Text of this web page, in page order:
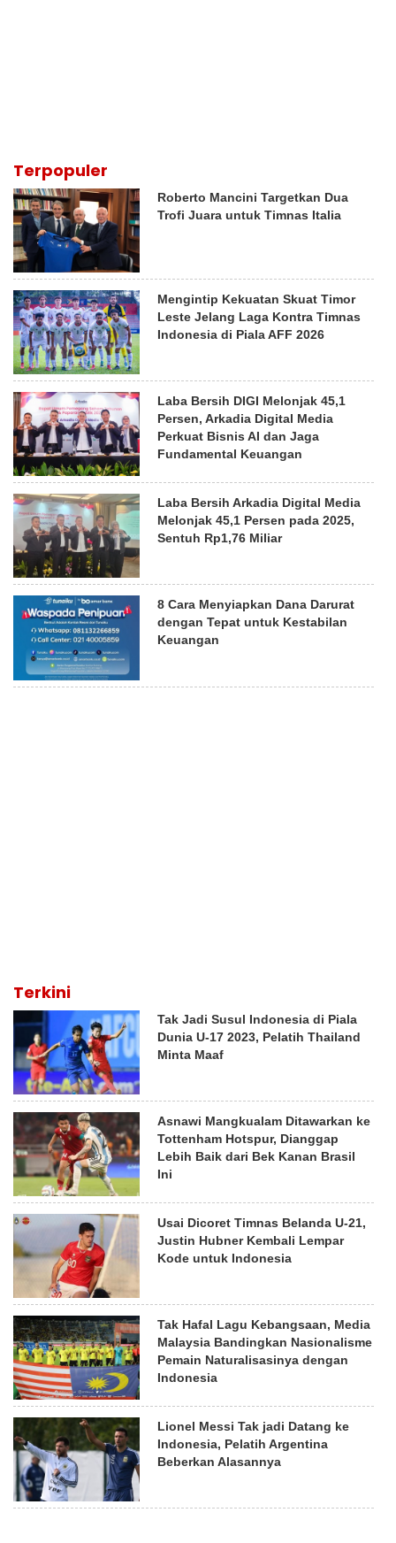
Terpopuler
Roberto Mancini Targetkan Dua
Trofi Juara untuk Timnas Italia
Mengintip Kekuatan Skuat Timor
Leste Jelang Laga Kontra Timnas
Indonesia di Piala AFF 2026
Laba Bersih DIGI Melonjak 45,1
Persen, Arkadia Digital Media
Perkuat Bisnis AI dan Jaga
Fundamental Keuangan
Laba Bersih Arkadia Digital Media
Melonjak 45,1 Persen pada 2025,
Sentuh Rp1,76 Miliar
8 Cara Menyiapkan Dana Darurat
dengan Tepat untuk Kestabilan
Keuangan
Terkini
Tak Jadi Susul Indonesia di Piala
Dunia U-17 2023, Pelatih Thailand
Minta Maaf
Asnawi Mangkualam Ditawarkan ke
Tottenham Hotspur, Dianggap
Lebih Baik dari Bek Kanan Brasil
Ini
Usai Dicoret Timnas Belanda U-21,
Justin Hubner Kembali Lempar
Kode untuk Indonesia
Tak Hafal Lagu Kebangsaan, Media
Malaysia Bandingkan Nasionalisme
Pemain Naturalisasinya dengan
Indonesia
Lionel Messi Tak jadi Datang ke
Indonesia, Pelatih Argentina
Beberkan Alasannya